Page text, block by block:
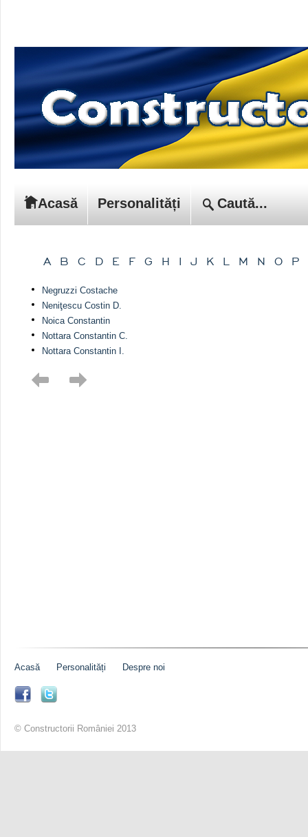
Acasă Personalități
A B C D E F G H I J K L M N O P
Negruzzi Costache
Neniţescu Costin D.
Noica Constantin
Nottara Constantin C.
Nottara Constantin I.
Acasă Personalități Despre noi
© Constructorii României 2013